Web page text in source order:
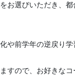
お選びいただき、
前学年の逆戻り学
すので、お好きな